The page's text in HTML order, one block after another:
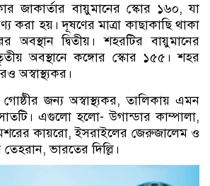
জাকার্তার বায়ুমানের স্কোর ১৬০, যা
করা হয়। দূষণের মাত্রা কাছাকাছি থাকা
অবস্থান দ্বিতীয়। শহরটির বায়ুমানের
অবস্থানে কঙ্গোর স্কোর ১৫৫। শহর
অস্বাস্থ্যকর।
জন্য অস্বাস্থ্যকর, তালিকায় এমন
এগুলো হলো- উগান্ডার কাম্পালা,
কায়রো, ইসরাইলের জেরুজালেম ও
ভারতের দিল্লি।